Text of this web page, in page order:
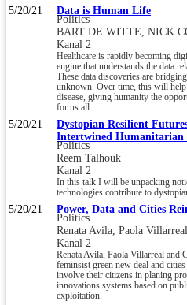
5/20/21 Data is Human Life
Politics
BART DE WITTE, NICK
Kanal 2
Healthcare is rapidly becoming
engine that understands the data
These data discoveries are
unknown. Over time, this will help
disease, giving humanity the
for us all.
5/20/21
Dystopian Resilient
Intertwined Humanitarian
Politics
Reem Talhouk
Kanal 2
In this talk I will be unpacking
technologies contribute to
5/20/21 Power, Data and Cities
Politics
Renata Avila, Paola
Kanal 2
Renata Avila, Paola Villarreal and
feminsist green new deal and
involve their citizens in planing
innovations systems based on
exploitation.